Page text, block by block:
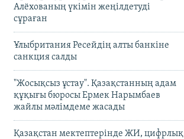
Алёхованың үкімін жеңілдетуді
сұраған
Ұлыбритания Ресейдің алты банкіне
санкция салды
"Жосықсыз ұстау". Қазақстанның адам
құқығы бюросы Ермек Нарымбаев
жайлы мәлімдеме жасады
Қазақстан мектептерінде ЖИ, цифрлық